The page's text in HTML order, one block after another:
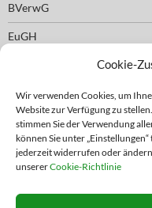
Cookie-
Wir verwenden Cookies, um
Website zur Verfügung zu
stimmen Sie der Verwendung
können Sie unter
jederzeit widerrufen oder
unsererCookie-Richtlinie
BVerwG
EuGH
EMPFEHLUNG
empfohlene
WIR EMPFEHLEN …